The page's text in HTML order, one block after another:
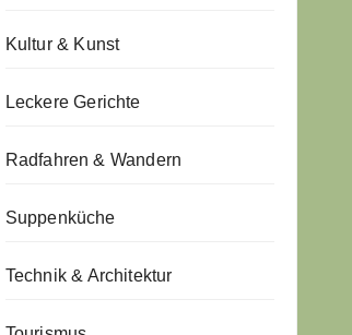
Kultur & Kunst
Leckere Gerichte
Radfahren & Wandern
Suppenküche
Technik & Architektur